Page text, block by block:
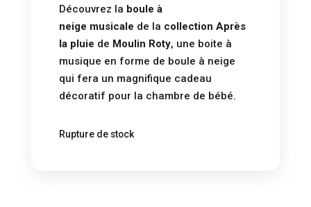
Découvrez la boule à
neige musicale de la collection Après
la pluie de Moulin Roty, une boite à
musique en forme de boule à neige
qui fera un magnifique cadeau
décoratif pour la chambre de bébé.
Rupture de stock